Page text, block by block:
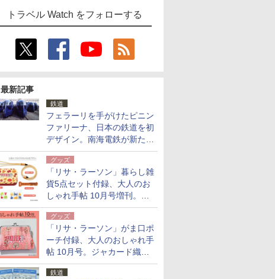
トラベル Watch をフォローする
最新記事
鉄道
フェラーリを手がけたピニン
ファリーナ、日本の鉄道を初
デザイン。南海電鉄が新たな
「空港特急」をなにわ筋線へ
導入
グッズ
「リサ・ラーソン」暮らし雑
貨5点セット付録、大人のお
しゃれ手帖 10月号増刊。
USBケーブルや缶ケースなど
グッズ
「リサ・ラーソン」がま口ポ
ーチ付録、大人のおしゃれ手
帖 10月号。ジャカード織の
北欧猫デザイン
鉄道